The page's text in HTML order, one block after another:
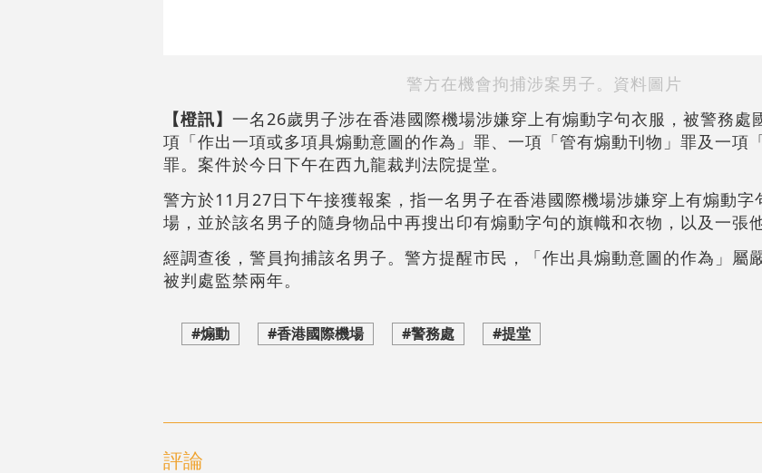
警方在機會拘捕涉案男子。資料圖片
【橙訊】 一名26歲男子涉在香港國際機場涉嫌穿上有煽動字句衣服，被警務處
項「作出一項或多項具煽動意圖的作為」罪、一項「管有煽動刊物」罪及一項
罪。案件於今日下午在西九龍裁判法院提堂。
警方於11月27日下午接獲報案，指一名男子在香港國際機場涉嫌穿上有煽動字
場，並於該名男子的隨身物品中再搜出印有煽動字句的旗幟和衣物，以及一張
經調查後，警員拘捕該名男子。警方提醒市民，「作出具煽動意圖的作為」屬
被判處監禁兩年。
#煽動 #香港國際機場 #警務處 #提堂
評論